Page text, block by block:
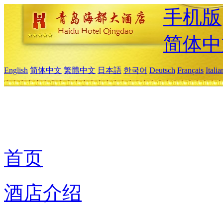
手机版
简体
English 简体中文 繁體中文 日本語 한국어 Deutsch Français
首页
酒店介绍